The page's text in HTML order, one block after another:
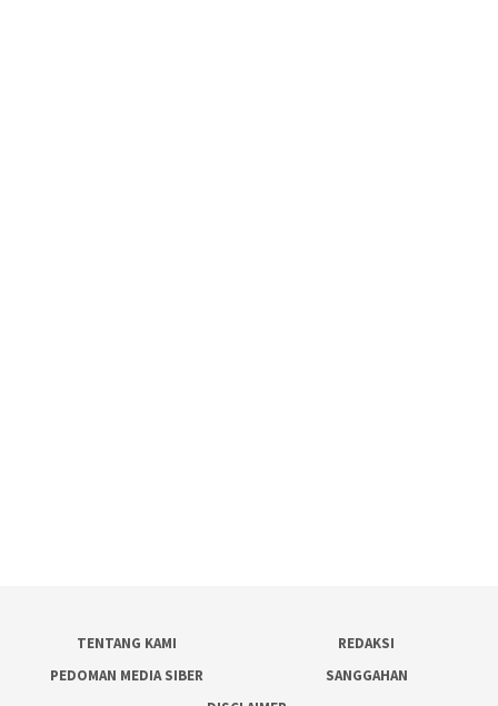
TENTANG KAMI
REDAKSI
PEDOMAN MEDIA SIBER
SANGGAHAN